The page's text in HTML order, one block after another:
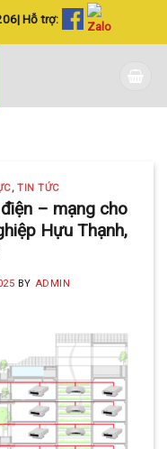
| Hỗ trợ:
SIÊU
Camera
đầu trong [...]
→
,TIN TỨC
– mạng cho
Hựu Thạnh,
BY ADMIN